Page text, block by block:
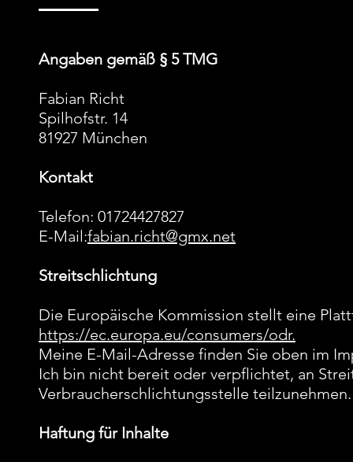
Angaben gemäß § 5 TMG
Fabian Richt
Spilhofstr. 14
81927 München
Kontakt
Telefon: 01724427827
E-Mail:fabian.richt@gmx.net
Streitschlichtung
Die Europäische Kommission stellt eine
https://ec.europa.eu/consumers/odr.
Meine E-Mail-Adresse finden Sie oben im
Ich bin nicht bereit oder verpflichtet, an
Verbraucherschlichtungsstelle teilzunehmen.
Haftung für Inhalte